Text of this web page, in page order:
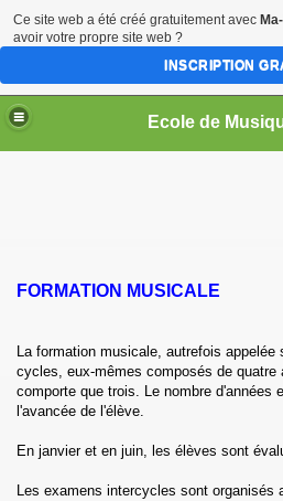
FORMATION MUSICALE
La formation musicale, autrefois
cycles, eux-mêmes composés de quatre
comporte que trois. Le nombre d'années
l'avancée de l'élève.
En janvier et en juin, les élèves sont
Les examens intercycles sont organisés
Ce site web a été créé gratuitement avec
avoir votre propre site web ?
INSCRIPTION